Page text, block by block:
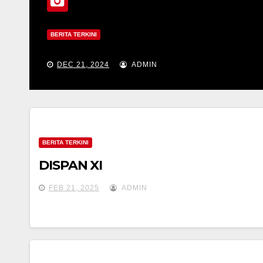
BERITA TERKINI
DEC 21, 2024 ADMIN
BERITA TERKINI
DISPAN XI
FEB 21, 2025 ADMIN